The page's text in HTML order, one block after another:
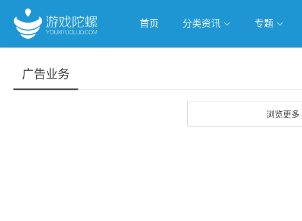
首页 分类资讯 专题
广告业务
浏览更多